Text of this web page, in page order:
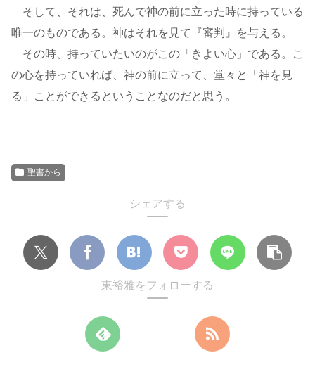
そして、それは、死んで神の前に立った時に持っている
唯一のものである。神はそれを見て『審判』を与える。
その時、持っていたいのがこの「きよい心」である。こ
の心を持っていれば、神の前に立って、堂々と「神を見
る」ことができるということなのだと思う。
聖書から
シェアする
東裕雅をフォローする